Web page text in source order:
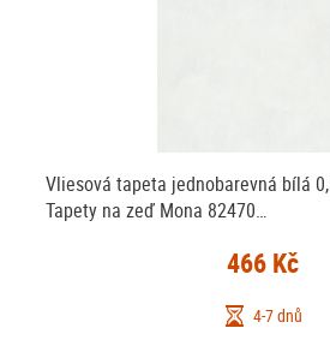
Vliesová tapeta jednobarevná bílá
Tapety na zeď Mona 82470…
466 Kč
4-7 dnů